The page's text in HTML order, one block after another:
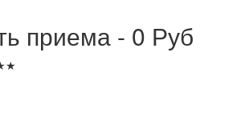
приема - 0 Руб
★